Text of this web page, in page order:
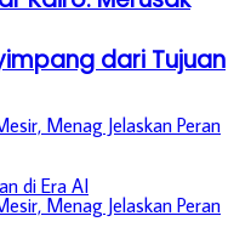
dari Tujuan